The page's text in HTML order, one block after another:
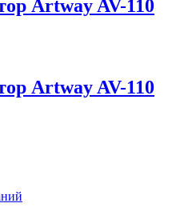
Artway AV-110
Artway AV-110